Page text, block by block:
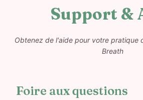
Support &
Obtenez de l'aide pour votre pratique
Breath
Foire aux questions